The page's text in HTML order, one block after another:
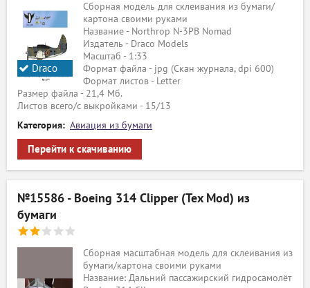
Draco
Models
Сборная модель для склеивания из бумаги/
картона своими руками
Название - Northrop N-3PB Nomad
Издатель - Draco Models
Масштаб - 1:33
Формат файла - jpg (Скан журнала, dpi 600)
Формат листов - Letter
Размер файла - 21,4 Мб.
Листов всего/с выкройками - 15/13
Категория: Авиация из бумаги
Перейти к скачиванию
№15586 - Boeing 314 Clipper (Tex Mod) из
бумаги
Сборная масштабная модель для склеивания из
бумаги/картона своими руками
Название: Дальний пассажирский гидросамолёт